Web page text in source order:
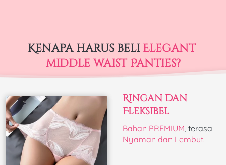
Kenapa harus beli Elegant
middle waist Panties?
Ringan dan
Fleksibel
Bahan PREMIUM
Nyaman dan Lembut.